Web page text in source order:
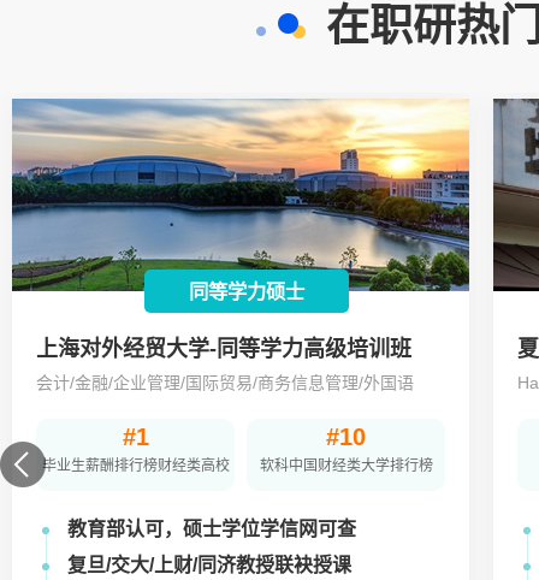
在职研热
同等学力硕士
上海对外经贸大学-同等学力高级培训班
会计/金融/企业管理/国际贸易/商务信息管理/外国语
#1
毕业生薪酬排行榜财经类高校
#10
软科中国财经类大学排行榜
教育部认可，硕士学位学信网可查
复旦/交大/上财/同济教授联袂授课